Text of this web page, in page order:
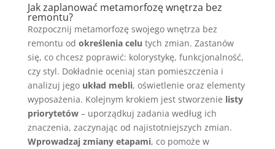
Jak zaplanować metamorfozę wnętrza bez
remontu?
Rozpocznij metamorfozę swojego wnętrza bez
remontu od określenia celu tych zmian. Zastanów
się, co chcesz poprawić: kolorystykę, funkcjonalność,
czy styl. Dokładnie oceniaj stan pomieszczenia i
analizuj jego układ mebli, oświetlenie oraz elementy
wyposażenia. Kolejnym krokiem jest stworzenie listy
priorytetów– uporządkuj zadania według ich
znaczenia, zaczynając od najistotniejszych zmian.
Wprowadzaj zmiany etapami, co pomoże w